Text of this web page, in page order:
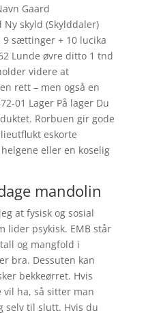
Gaard
skyld (Skylddaler)
9 sættinger + 10 lucika
Lunde øvre ditto 1 tnd
videre at
rett – men også en
01 Lager På lager Du
Rorbuen gir gode
eskorte
eller en koselig
mandolin
at fysisk og sosial
lider psykisk. EMB står
og mangfold i
bra. Dessuten kan
bekkeørret. Hvis
vil ha, så sitter man
selv til slutt. Hvis du